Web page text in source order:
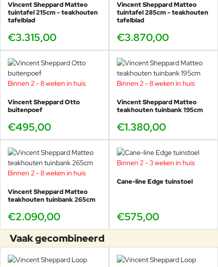
Vincent Sheppard Matteo
tuintafel 215cm - teakhouten
tafelblad
€3.315,00
Vincent Sheppard Matteo
tuintafel 285cm - teakhouten
tafelblad
€3.870,00
Binnen 2 - 8 weken in huis
Vincent Sheppard Otto
buitenpoef
€495,00
Binnen 2 - 8 weken in huis
Vincent Sheppard Matteo
teakhouten tuinbank 195cm
€1.380,00
Binnen 2 - 8 weken in huis
Vincent Sheppard Matteo
teakhouten tuinbank 265cm
€2.090,00
Binnen 2 - 3 weken in huis
Cane-line Edge tuinstoel
€575,00
Vaak gecombineerd